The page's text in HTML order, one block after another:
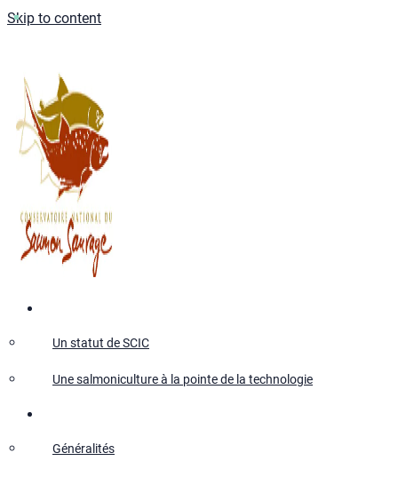
Skip to content
Un statut de SCIC
Une salmoniculture à la pointe de la technologie
Généralités